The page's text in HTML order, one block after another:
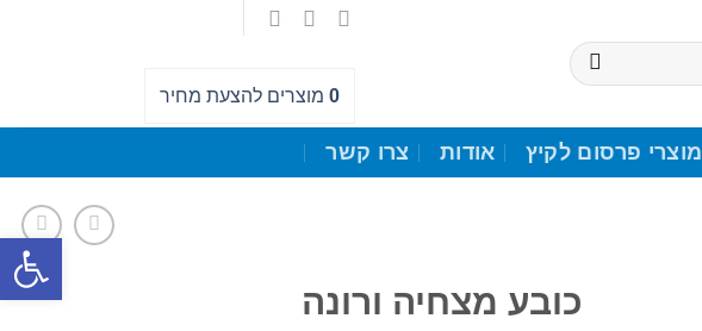
0 מוצריםלהצעת מחיר
מוצרי פרסום לקיץ אודות צרו קשר
כובע מצחיה ורונה
פתח